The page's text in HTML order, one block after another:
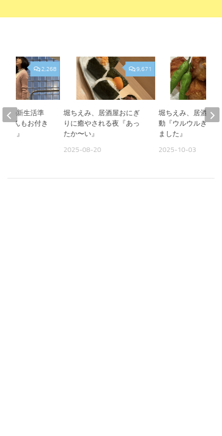
9,671
堀ちえみ、居酒屋おにぎ
りに癒やされる夜『あっ
たか〜い』
2025-08-20
堀ちえみ、居酒屋
動『ウルウルきて
ました』
2025-10-03
2,268
娘の新生活準
くんもお付き
う』